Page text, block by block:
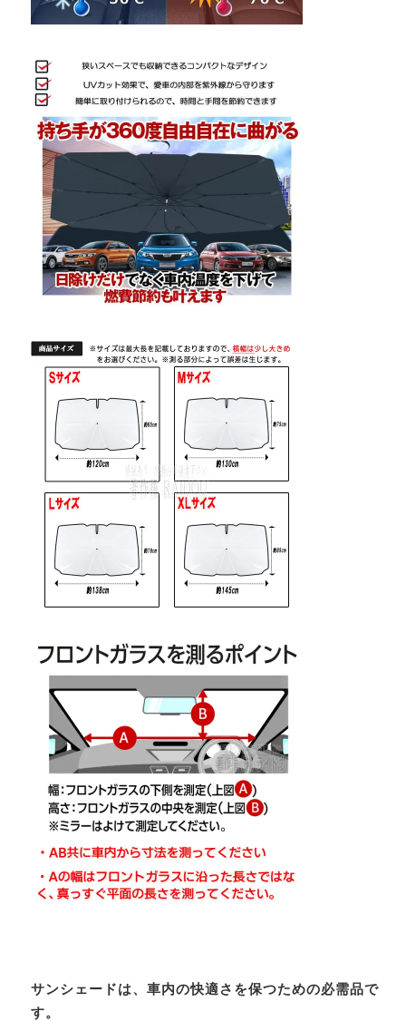
サンシェードは、車内の快適さを保つための必需品で
す。